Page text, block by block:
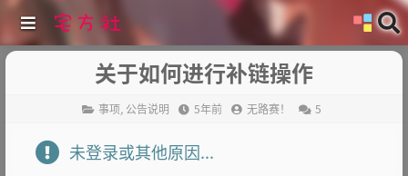
关于如何进行补链操作
事项, 公告说明 5年前 无路赛！ 5
未登录或其他原因...